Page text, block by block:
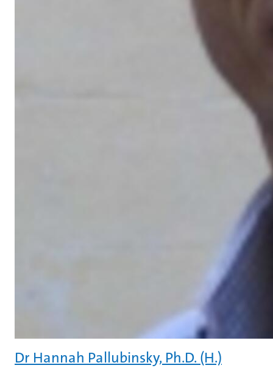
Dr Hannah Pallubinsky, Ph.D. (H.)